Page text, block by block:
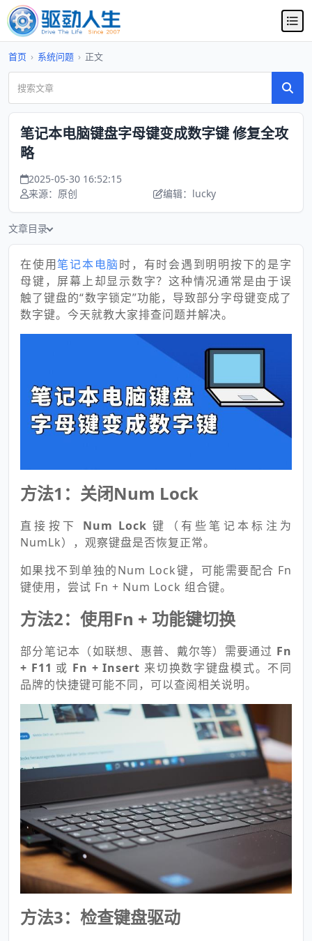
首页 › 系统问题 › 正文
笔记本电脑键盘字母键变成数字键 修复全攻
略
2025-05-30 16:52:15
来源：原创
编辑：lucky
文章目录
在使用笔记本电脑时，有时会遇到明明按下的是字
母键，屏幕上却显示数字？这种情况通常是由于误
触了键盘的“数字锁定”功能，导致部分字母键变成了
数字键。今天就教大家排查问题并解决。
方法1：关闭Num Lock
直接按下 Num Lock键（有些笔记本标注为
NumLk），观察键盘是否恢复正常。
如果找不到单独的Num Lock键，可能需要配合 Fn
键使用，尝试 Fn + Num Lock 组合键。
方法2：使用Fn + 功能键切换
部分笔记本（如联想、惠普、戴尔等）需要通过 Fn
+ F11 或 Fn + Insert 来切换数字键盘模式。不同
品牌的快捷键可能不同，可以查阅相关说明。
方法3：检查键盘驱动